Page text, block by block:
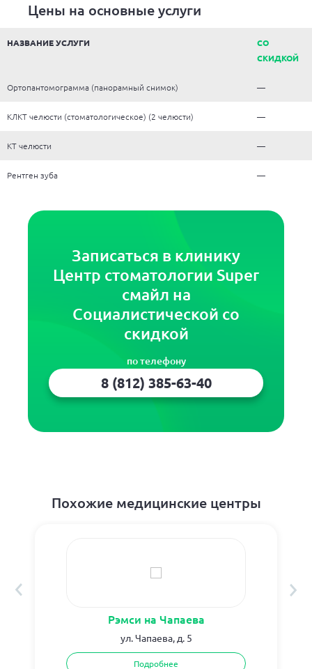
Цены на основные услуги
НАЗВАНИЕ УСЛУГИ
СО
СКИДКОЙ
Ортопантомограмма (панорамный снимок) —
КЛКТ челюсти (стоматологическое) (2 челюсти) —
КТ челюсти —
Рентген зуба —
Записаться в клинику
Центр стоматологии Super
смайл на
Социалистической со
скидкой
по телефону
8 (812) 385-63-40
Похожие медицинские центры
Рэмси на Чапаева
ул. Чапаева, д. 5
Подробнее